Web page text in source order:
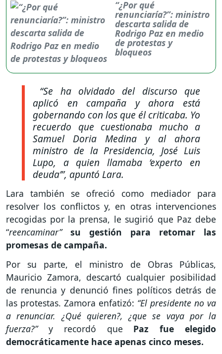
“¿Por qué
renunciaría?”: ministro
descarta salida de
Rodrigo Paz en medio
de protestas y
bloqueos
“Se ha olvidado del discurso que
aplicó en campaña y ahora está
gobernando con los que él criticaba. Yo
recuerdo que cuestionaba mucho a
Samuel Doria Medina y al ahora
ministro de la Presidencia, José Luis
Lupo, a quien llamaba ‘experto en
deuda’”, apuntó Lara.
Lara también se ofreció como mediador para
resolver los conflictos y, en otras intervenciones
recogidas por la prensa, le sugirió que Paz debe
“reencaminar”
su gestión para retomar las
promesas de campaña.
Por su parte, el ministro de Obras Públicas,
Mauricio Zamora, descartó cualquier posibilidad
de renuncia y denunció fines políticos detrás de
las protestas. Zamora enfatizó: “El presidente no va
a renunciar. ¿Qué quieren?, ¿que se vaya por la
fuerza?”y recordó que Paz fue elegido
democráticamente hace apenas cinco meses.